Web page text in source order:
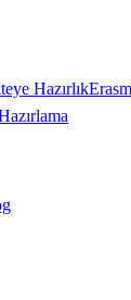
Hazırlık